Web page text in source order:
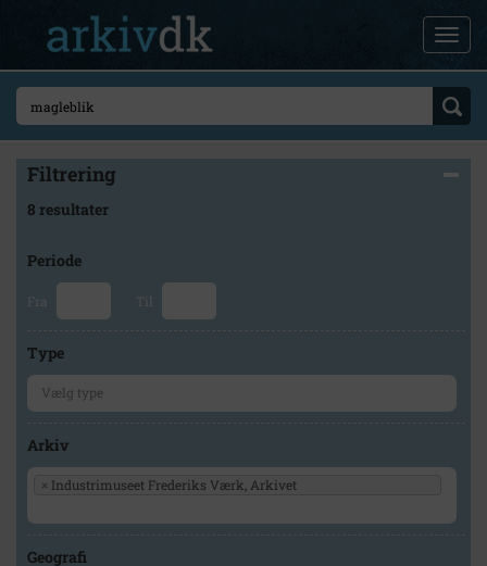
Filtrering
8 resultater
Periode
Fra Til
Type
Arkiv
× Industrimuseet Frederiks Værk, Arkivet
Geografi